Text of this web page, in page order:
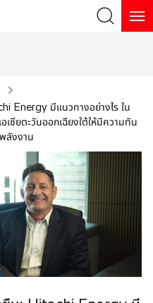
Energy มีแนวทางอย่างไร ใน
เชียตะวันออกเฉียงใต้ให้มีความทัน
ลังงาน